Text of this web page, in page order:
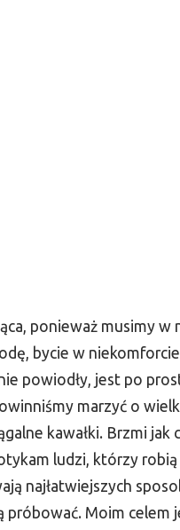
ponieważ musimy w
bycie w niekomforcie
powiodły, jest po
marzyć o
kawałki. Brzmi jak
ludzi, którzy robią
najłatwiejszych
próbować. Moim celem